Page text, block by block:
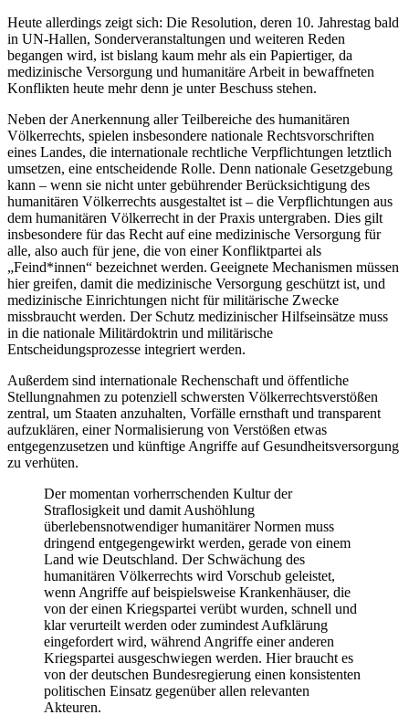
Heute allerdings zeigt sich: Die Resolution, deren 10. Jahrestag bald
in UN-Hallen, Sonderveranstaltungen und weiteren Reden
begangen wird, ist bislang kaum mehr als ein Papiertiger, da
medizinische Versorgung und humanitäre Arbeit in bewaffneten
Konflikten heute mehr denn je unter Beschuss stehen.
Neben der Anerkennung aller Teilbereiche des humanitären
Völkerrechts, spielen insbesondere nationale Rechtsvorschriften
eines Landes, die internationale rechtliche Verpflichtungen letztlich
umsetzen, eine entscheidende Rolle. Denn nationale Gesetzgebung
kann – wenn sie nicht unter gebührender Berücksichtigung des
humanitären Völkerrechts ausgestaltet ist – die Verpflichtungen aus
dem humanitären Völkerrecht in der Praxis untergraben. Dies gilt
insbesondere für das Recht auf eine medizinische Versorgung für
alle, also auch für jene, die von einer Konfliktpartei als
„Feind*innen“ bezeichnet werden. Geeignete Mechanismen müssen
hier greifen, damit die medizinische Versorgung geschützt ist, und
medizinische Einrichtungen nicht für militärische Zwecke
missbraucht werden. Der Schutz medizinischer Hilfseinsätze muss
in die nationale Militärdoktrin und militärische
Entscheidungsprozesse integriert werden.
Außerdem sind internationale Rechenschaft und öffentliche
Stellungnahmen zu potenziell schwersten Völkerrechtsverstößen
zentral, um Staaten anzuhalten, Vorfälle ernsthaft und transparent
aufzuklären, einer Normalisierung von Verstößen etwas
entgegenzusetzen und künftige Angriffe auf Gesundheitsversorgung
zu verhüten.
Der momentan vorherrschenden Kultur der
Straflosigkeit und damit Aushöhlung
überlebensnotwendiger humanitärer Normen muss
dringend entgegengewirkt werden, gerade von einem
Land wie Deutschland. Der Schwächung des
humanitären Völkerrechts wird Vorschub geleistet,
wenn Angriffe auf beispielsweise Krankenhäuser, die
von der einen Kriegspartei verübt wurden, schnell und
klar verurteilt werden oder zumindest Aufklärung
eingefordert wird, während Angriffe einer anderen
Kriegspartei ausgeschwiegen werden. Hier braucht es
von der deutschen Bundesregierung einen konsistenten
politischen Einsatz gegenüber allen relevanten
Akteuren.